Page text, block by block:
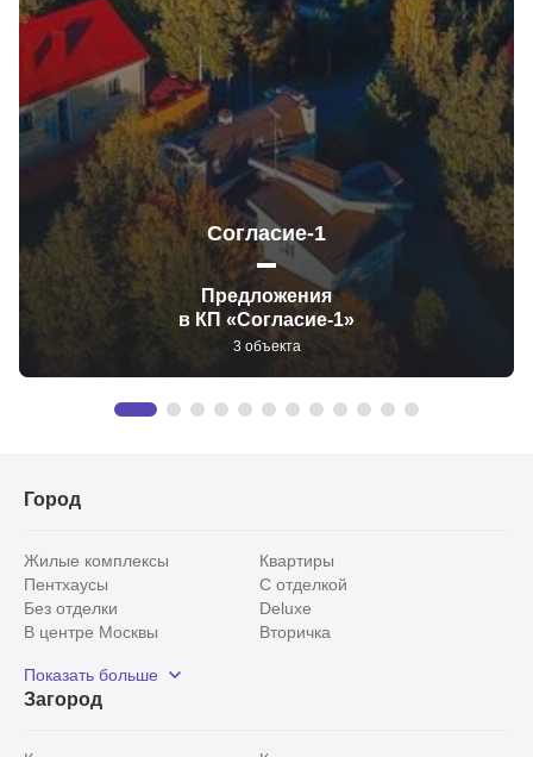
Согласие-1
Предложения
в КП «Согласие-1»
3 объекта
Город
Жилые комплексы
Квартиры
Пентхаусы
С отделкой
Без отделки
Deluxe
В центре Москвы
Вторичка
Рядом с парком
С панорамными окнами
Показать больше
Загород